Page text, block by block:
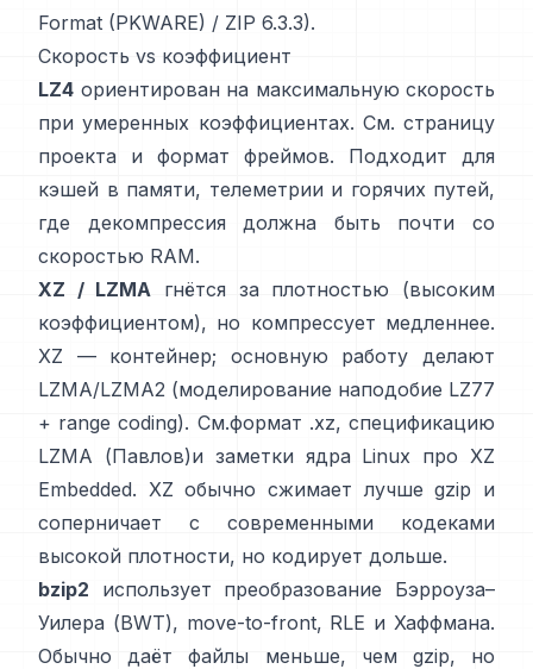
Format (PKWARE) / ZIP 6.3.3).
Скорость vs коэффициент
LZ4 ориентирован на максимальную скорость
при умеренных коэффициентах. См. страницу
проекта
и формат фреймов. Подходит для
кэшей в памяти, телеметрии и горячих путей,
где декомпрессия должна быть почти со
скоростью RAM.
XZ / LZMA гнётся за плотностью (высоким
коэффициентом), но компрессует медленнее.
XZ — контейнер; основную работу делают
LZMA/LZMA2 (моделирование наподобие LZ77
+ range coding). См.формат .xz, спецификацию
LZMA (Павлов)и заметки ядра Linux про XZ
Embedded. XZ обычно сжимает лучше gzip и
соперничает с современными кодеками
высокой плотности, но кодирует дольше.
bzip2 использует преобразование Бэрроуза–
Уилера (BWT), move-to-front, RLE и Хаффмана.
Обычно даёт файлы меньше, чем gzip, но